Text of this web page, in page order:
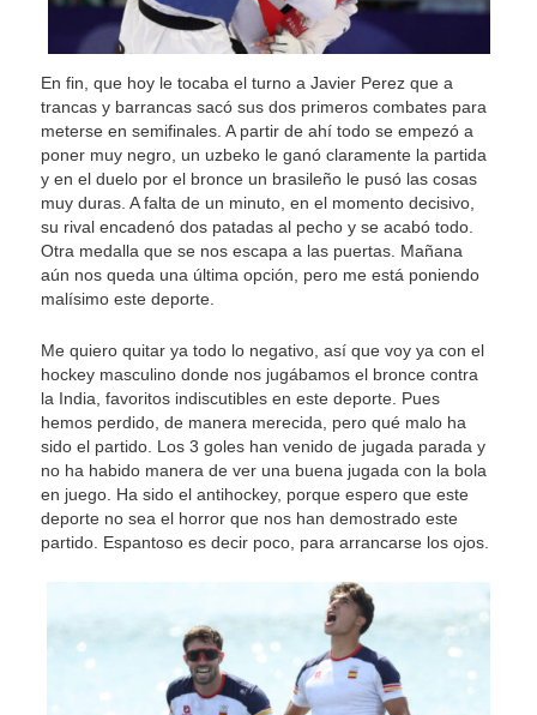
En fin, que hoy le tocaba el turno a Javier Perez que a
trancas y barrancas sacó sus dos primeros combates para
meterse en semifinales. A partir de ahí todo se empezó a
poner muy negro, un uzbeko le ganó claramente la partida
y en el duelo por el bronce un brasileño le pusó las cosas
muy duras. A falta de un minuto, en el momento decisivo,
su rival encadenó dos patadas al pecho y se acabó todo.
Otra medalla que se nos escapa a las puertas. Mañana
aún nos queda una última opción, pero me está poniendo
malísimo este deporte.
Me quiero quitar ya todo lo negativo, así que voy ya con el
hockey masculino donde nos jugábamos el bronce contra
la India, favoritos indiscutibles en este deporte. Pues
hemos perdido, de manera merecida, pero qué malo ha
sido el partido. Los 3 goles han venido de jugada parada y
no ha habido manera de ver una buena jugada con la bola
en juego. Ha sido el antihockey, porque espero que este
deporte no sea el horror que nos han demostrado este
partido. Espantoso es decir poco, para arrancarse los ojos.